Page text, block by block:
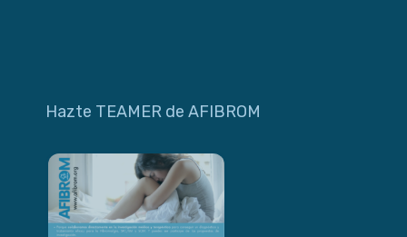
Hazte TEAMER de AFIBROM